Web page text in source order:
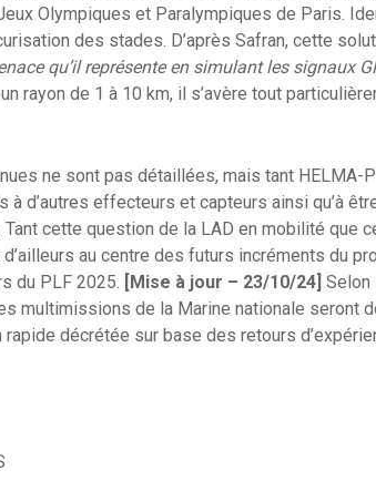
Olympiques et Paralympiques de Paris.
des stades. D’après Safran, cette
qu’il représente en simulant les signaux
rayon de 1 à 10 km, il s’avère tout
ne sont pas détaillées, mais tant HELMA-
à d’autres effecteurs et capteurs ainsi qu’à
cette question de la LAD en mobilité que
au centre des futurs incréments du
du PLF 2025.
[Mise à jour – 23/10/24] Selon
multimissions de la Marine nationale seront
rapide décrétée sur base des retours